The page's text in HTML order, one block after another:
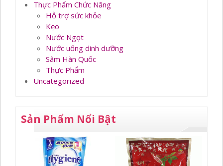
Thực Phẩm Chức Năng
Hỗ trợ sức khỏe
Kẹo
Nước Ngọt
Nước uống dinh dưỡng
Sâm Hàn Quốc
Thực Phẩm
Uncategorized
Sản Phẩm Nổi Bật